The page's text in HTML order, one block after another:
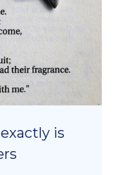
is